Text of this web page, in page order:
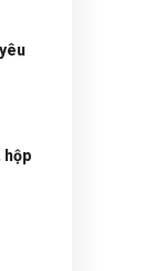
hộp